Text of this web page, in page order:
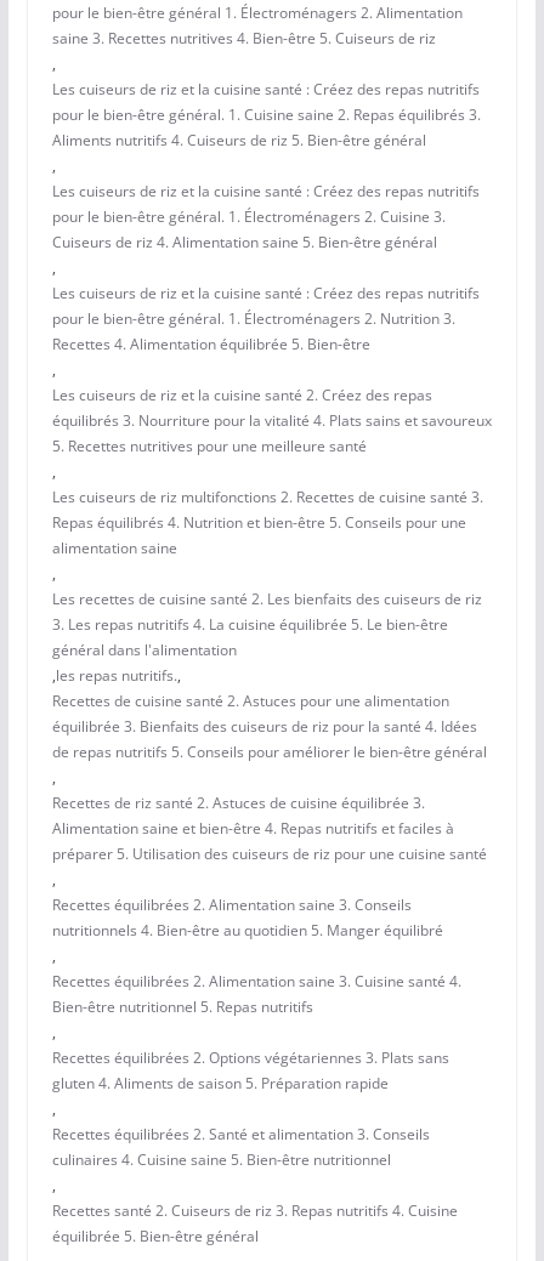
pour le bien-être général 1. Électroménagers 2. Alimentation
saine 3. Recettes nutritives 4. Bien-être 5. Cuiseurs de riz
,
Les cuiseurs de riz et la cuisine santé : Créez des repas nutritifs
pour le bien-être général. 1. Cuisine saine 2. Repas équilibrés 3.
Aliments nutritifs 4. Cuiseurs de riz 5. Bien-être général
,
Les cuiseurs de riz et la cuisine santé : Créez des repas nutritifs
pour le bien-être général. 1. Électroménagers 2. Cuisine 3.
Cuiseurs de riz 4. Alimentation saine 5. Bien-être général
,
Les cuiseurs de riz et la cuisine santé : Créez des repas nutritifs
pour le bien-être général. 1. Électroménagers 2. Nutrition 3.
Recettes 4. Alimentation équilibrée 5. Bien-être
,
Les cuiseurs de riz et la cuisine santé 2. Créez des repas
équilibrés 3. Nourriture pour la vitalité 4. Plats sains et savoureux
5. Recettes nutritives pour une meilleure santé
,
Les cuiseurs de riz multifonctions 2. Recettes de cuisine santé 3.
Repas équilibrés 4. Nutrition et bien-être 5. Conseils pour une
alimentation saine
,
Les recettes de cuisine santé 2. Les bienfaits des cuiseurs de riz
3. Les repas nutritifs 4. La cuisine équilibrée 5. Le bien-être
général dans l'alimentation
,les repas nutritifs.,
Recettes de cuisine santé 2. Astuces pour une alimentation
équilibrée 3. Bienfaits des cuiseurs de riz pour la santé 4. Idées
de repas nutritifs 5. Conseils pour améliorer le bien-être général
,
Recettes de riz santé 2. Astuces de cuisine équilibrée 3.
Alimentation saine et bien-être 4. Repas nutritifs et faciles à
préparer 5. Utilisation des cuiseurs de riz pour une cuisine santé
,
Recettes équilibrées 2. Alimentation saine 3. Conseils
nutritionnels 4. Bien-être au quotidien 5. Manger équilibré
,
Recettes équilibrées 2. Alimentation saine 3. Cuisine santé 4.
Bien-être nutritionnel 5. Repas nutritifs
,
Recettes équilibrées 2. Options végétariennes 3. Plats sans
gluten 4. Aliments de saison 5. Préparation rapide
,
Recettes équilibrées 2. Santé et alimentation 3. Conseils
culinaires 4. Cuisine saine 5. Bien-être nutritionnel
,
Recettes santé 2. Cuiseurs de riz 3. Repas nutritifs 4. Cuisine
équilibrée 5. Bien-être général